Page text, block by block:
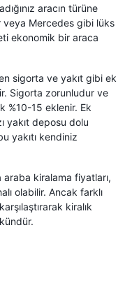
aracın türüne
veya Mercedes gibi lüks
ekonomik bir araca
sigorta ve yakıt gibi ek
Sigorta zorunludur ve
%10-15 eklenir. Ek
yakıt deposu dolu
yakıtı kendiniz
araba kiralama fiyatları,
olabilir. Ancak farklı
kiralık